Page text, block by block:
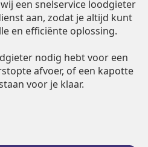
een snelservice loodgieter
aan, zodat je altijd kunt
en efficiënte oplossing.
nodig hebt voor een
afvoer, of een kapotte
voor je klaar.